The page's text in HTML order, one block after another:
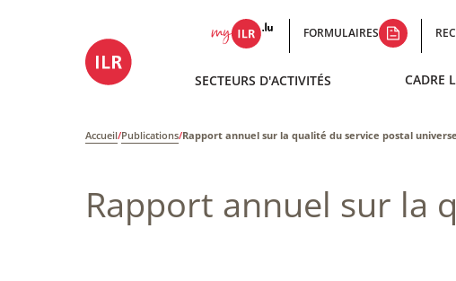
FORMULAIRES
SECTEURS D'ACTIVITÉS CADRE
Accueil/Publications/Rapport annuel sur la qualité du service postal
Rapport annuel sur la